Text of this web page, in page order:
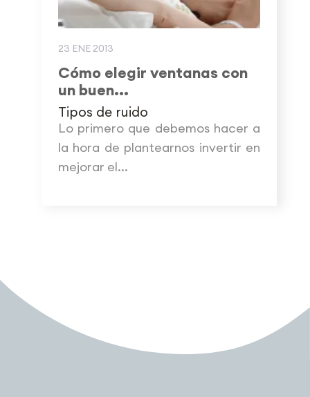
23 ENE 2013
Cómo elegir ventanas con
un buen...
Tipos de ruido
Lo primero que debemos hacer a
la hora de plantearnos invertir en
mejorar el...